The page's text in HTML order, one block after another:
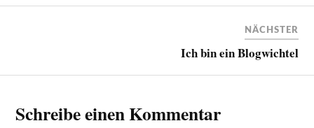
NÄCHSTER
Ich bin ein Blogwichtel
Schreibe einen Kommentar